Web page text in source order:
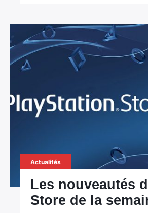
Actualités
Les nouveautés
Store de la